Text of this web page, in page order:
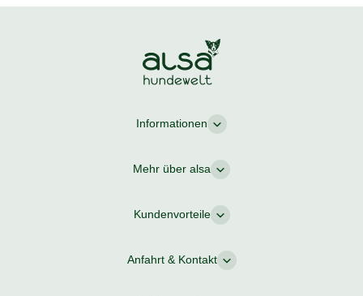
Informationen
Mehr über alsa
Kundenvorteile
Anfahrt & Kontakt